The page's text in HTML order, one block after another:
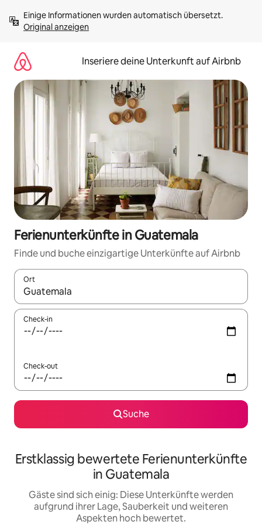
Inhalten
springenOriginal anzeigen
Inseriere deine Unterkunft auf Airbnb
Ferienunterkünfte in Guatemala
Finde und buche einzigartige Unterkünfte auf Airbnb
Ort
Wenn Ergebnisse verfügbar sind, navigiere mit den
Check-in
Check-out
Suche
Erstklassig bewertete Ferienunterkünfte
in Guatemala
Gäste sind sich einig: Diese Unterkünfte werden
aufgrund ihrer Lage, Sauberkeit und weiteren
Aspekten hoch bewertet.